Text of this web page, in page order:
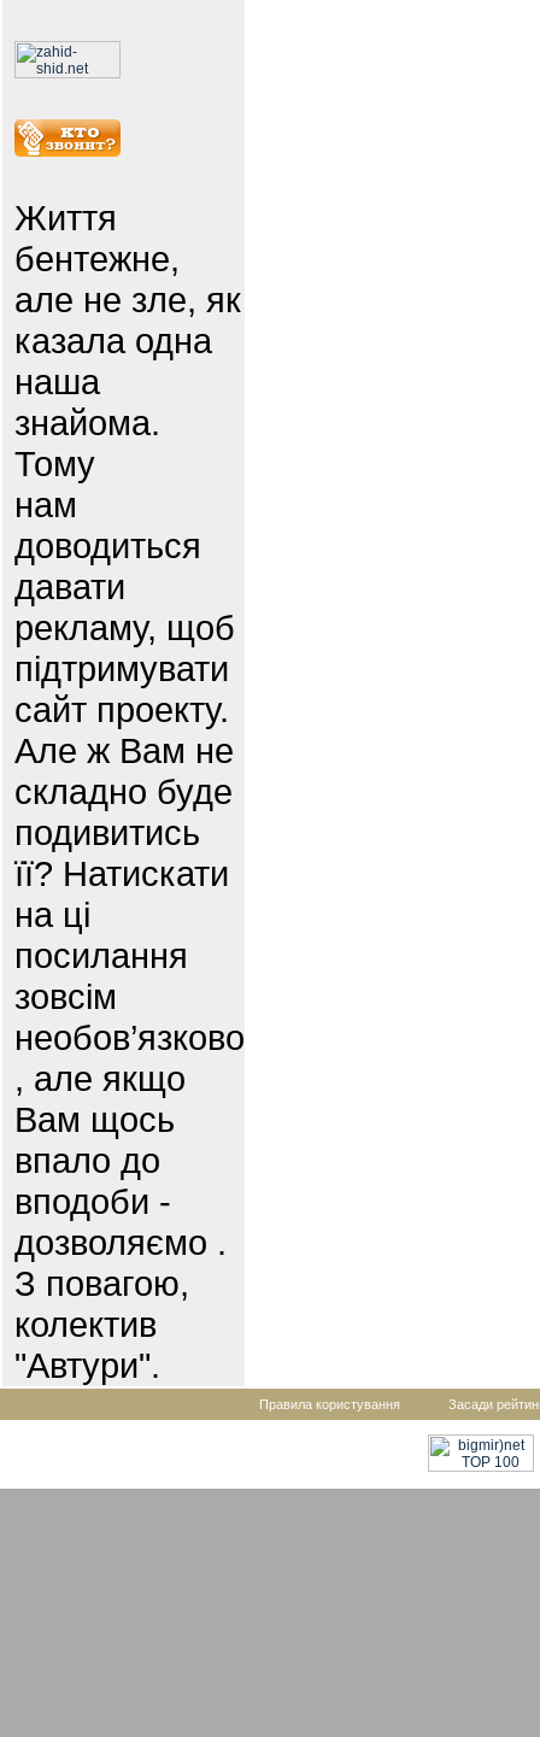
Життя
бентежне,
але не зле, як
казала одна
наша
знайома.
Тому
нам
доводиться
давати
рекламу, щоб
підтримувати
сайт проекту.
Але ж Вам не
складно буде
подивитись
її? Натискати
на ці
посилання
зовсім
необов’язково
, але якщо
Вам щось
впало до
вподоби -
дозволяємо .
З повагою,
колектив
"Автури".
Правила користування Засади